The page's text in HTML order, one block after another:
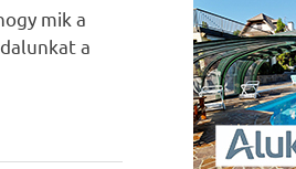
mik a
a